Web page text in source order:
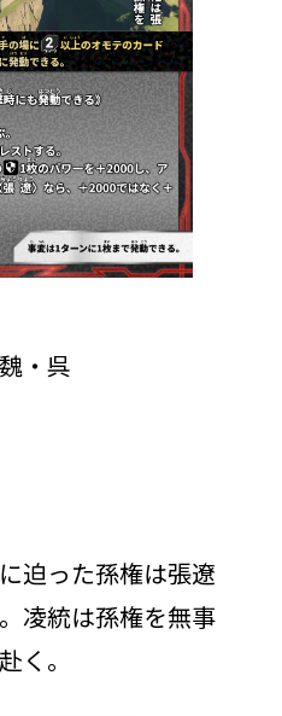
・呉
迫った孫権は張遼
凌統は孫権を無事
く。